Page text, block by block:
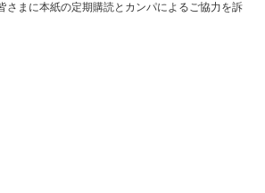
さまに本紙の定期購読とカンパによるご協力を訴